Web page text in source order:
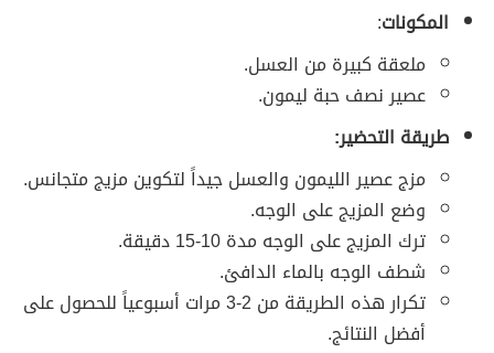
المكونات:
ملعقة كبيرة من العسل.
عصير نصف حبة ليمون.
طريقة التحضير:
مزج عصير الليمون والعسل جيداً لتكوين مزيج متجانس.
وضع المزيج على الوجه.
ترك المزيج على الوجه مدة 10-15 دقيقة.
شطف الوجه بالماء الدافئ.
تكرار هذه الطريقة من 2-3 مرات أسبوعياً للحصول على
أفضل النتائج.